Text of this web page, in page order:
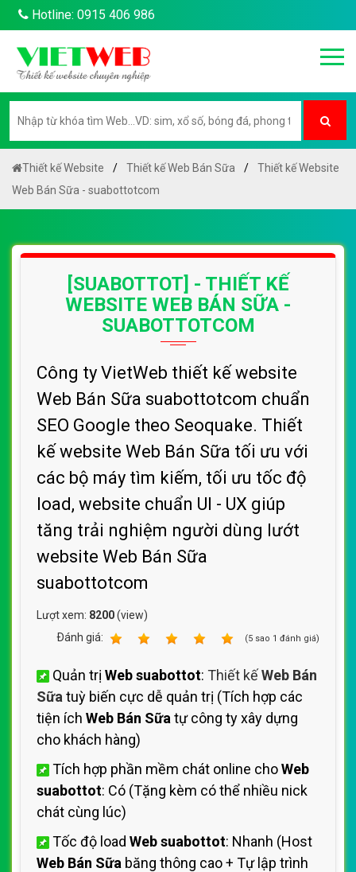
Hotline: 0915 406 986
Thiết kế Website Thiết kế Web Bán Sữa
Thiết kế Website
Web Bán Sữa - suabottotcom
[SUABOTTOT] - THIẾT KẾ
WEBSITE WEB BÁN SỮA -
SUABOTTOTCOM
Công ty VietWeb thiết kế website
Web Bán Sữa suabottotcom chuẩn
SEO Google theo Seoquake. Thiết
kế website Web Bán Sữa tối ưu với
các bộ máy tìm kiếm, tối ưu tốc độ
load, website chuẩn UI - UX giúp
tăng trải nghiệm người dùng lướt
website Web Bán Sữa
suabottotcom
Lượt xem: 8200(view)
Ðánh giá:
(5 sao 1 đánh giá)
Quản trị Web suabottot: Thiết kếWeb Bán
Sữa tuỳ biến cực dễ quản trị (Tích hợp các
tiện ích Web Bán Sữa tự công ty xây dựng
cho khách hàng)
Tích hợp phần mềm chát online choWeb
suabottot: Có (Tặng kèm có thể nhiều nick
chát cùng lúc)
Tốc độ load Web suabottot: Nhanh (Host
Web Bán Sữa băng thông cao + Tự lập trình